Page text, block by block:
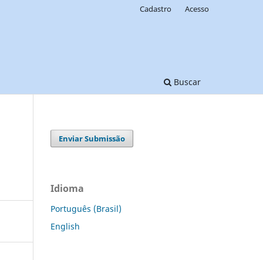
Buscar
Cadastro Acesso
Enviar Submissão
Idioma
Português (Brasil)
English